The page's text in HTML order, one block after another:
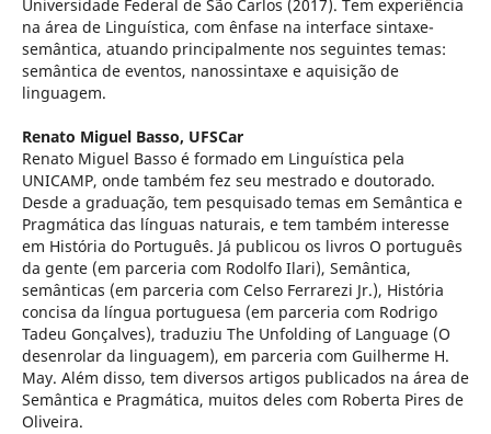
Universidade Federal de São Carlos (2017). Tem experiência
na área de Linguística, com ênfase na interface sintaxe-
semântica, atuando principalmente nos seguintes temas:
semântica de eventos, nanossintaxe e aquisição de
linguagem.
Renato Miguel Basso, UFSCar
Renato Miguel Basso é formado em Linguística pela
UNICAMP, onde também fez seu mestrado e doutorado.
Desde a graduação, tem pesquisado temas em Semântica e
Pragmática das línguas naturais, e tem também interesse
em História do Português. Já publicou os livros O português
da gente (em parceria com Rodolfo Ilari), Semântica,
semânticas (em parceria com Celso Ferrarezi Jr.), História
concisa da língua portuguesa (em parceria com Rodrigo
Tadeu Gonçalves), traduziu The Unfolding of Language (O
desenrolar da linguagem), em parceria com Guilherme H.
May. Além disso, tem diversos artigos publicados na área de
Semântica e Pragmática, muitos deles com Roberta Pires de
Oliveira.